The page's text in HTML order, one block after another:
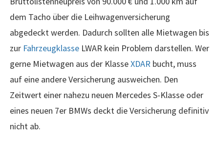
dem Tacho über die Leihwagenversicherung
abgedeckt werden. Dadurch sollten alle Mietwagen bis
zur Fahrzeugklasse LWAR kein Problem darstellen. Wer
gerne Mietwagen aus der KlasseXDAR bucht, muss
auf eine andere Versicherung ausweichen. Den
Zeitwert einer nahezu neuen Mercedes S-Klasse oder
eines neuen 7er BMWs deckt die Versicherung definitiv
nicht ab.